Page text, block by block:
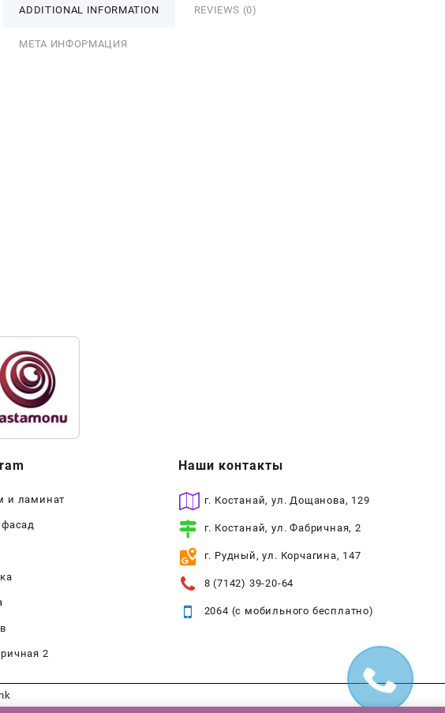
ADDITIONAL INFORMATION REVIEWS (0)
МЕТА ИНФОРМАЦИЯ
и ламинат
2
Наши контакты
г. Костанай, ул. Дощанова, 129
г. Костанай, ул. Фабричная, 2
г. Рудный, ул. Корчагина, 147
8 (7142) 39-20-64
2064 (с мобильного бесплатно)